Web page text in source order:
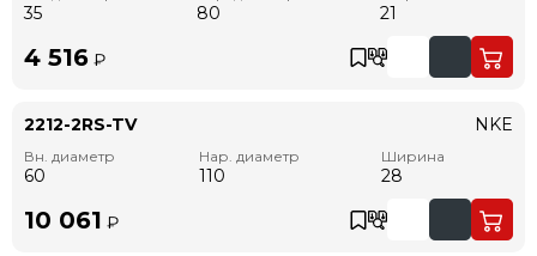
35 80 21
4 516 ₽
2212-2RS-TV
Вн. диаметр
60
Нар. диаметр
110
Ширина
28
NKE
10 061 ₽